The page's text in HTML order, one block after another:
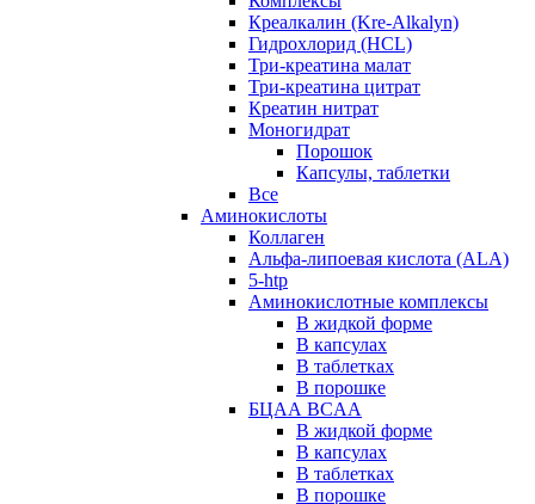
Креалкалин (Kre-Alkalyn)
Гидрохлорид (HCL)
Три-креатина малат
Три-креатина цитрат
Креатин нитрат
Моногидрат
Порошок
Капсулы, таблетки
Все
Аминокислоты
Коллаген
Альфа-липоевая кислота (ALA)
5-htp
Аминокислотные комплексы
В жидкой форме
В капсулах
В таблетках
В порошке
БЦАА BCAA
В жидкой форме
В капсулах
В таблетках
В порошке